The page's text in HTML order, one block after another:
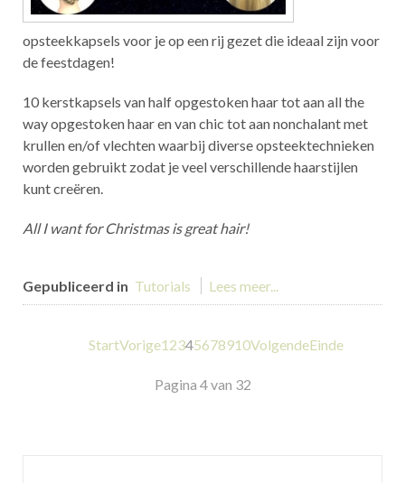
opsteekkapsels voor je op een rij gezet die ideaal zijn voor
de feestdagen!
10 kerstkapsels van half opgestoken haar tot aan all the
way opgestoken haar en van chic tot aan nonchalant met
krullen en/of vlechten waarbij diverse opsteektechnieken
worden gebruikt zodat je veel verschillende haarstijlen
kunt creëren.
All I want for Christmas is great hair!
Gepubliceerd in Tutorials Lees meer...
StartVorige1 2345678910VolgendeEinde
Pagina 4 van 32